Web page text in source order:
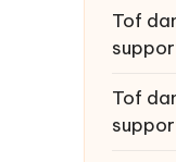
Tof
Tof